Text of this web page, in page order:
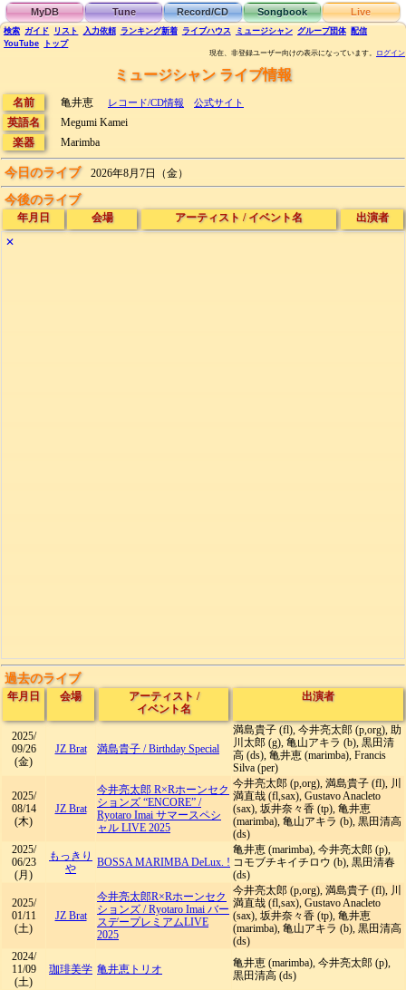
MyDB Tune Record/CD Songbook Live
検索 ガイド リスト 入力依頼 ランキング新着 ライブハウス ミュージシャン グループ団体 配信
YouTube
トップ
現在、非登録ユーザー向けの表示になっています。 ログイン
ミュージシャン ライブ情報
名前 亀井恵 レコード/CD情報 公式サイト
英語名
Megumi Kamei
楽器
Marimba
今日のライブ 2026年8月7日（金）
今後のライブ
年月日 会場 アーティスト / イベント名
出演者
✕
過去のライブ
年月日 会場 アーティスト /
イベント名
出演者
2025/
09/26
(金)
JZ Brat 満島貴子 /Birthday Special
満島貴子 (fl), 今井亮太郎 (p,org), 助
川太郎 (g), 亀山アキラ (b), 黒田清
高 (ds), 亀井恵 (marimba), Francis
Silva (per)
2025/
08/14
(木)
JZ Brat
今井亮太郎 R×Rホーンセク
ションズ “ENCORE” /
Ryotaro Imai サマースペシ
ャル LIVE 2025
今井亮太郎 (p,org), 満島貴子 (fl), 川
満直哉 (fl,sax), Gustavo Anacleto
(sax), 坂井奈々香 (tp), 亀井恵
(marimba), 亀山アキラ (b), 黒田清高
(ds)
2025/
06/23
(月)
もっきり
や
BOSSA MARIMBA DeLux. !
亀井恵 (marimba), 今井亮太郎 (p),
コモブチキイチロウ (b), 黒田清春
(ds)
2025/
01/11
(土)
JZ Brat
今井亮太郎R×Rホーンセク
ションズ /Ryotaro Imai バー
スデープレミアムLIVE
2025
今井亮太郎 (p,org), 満島貴子 (fl), 川
満直哉 (fl,sax), Gustavo Anacleto
(sax), 坂井奈々香 (tp), 亀井恵
(marimba), 亀山アキラ (b), 黒田清高
(ds)
2024/
11/09
(土)
珈琲美学 亀井恵トリオ
亀井恵 (marimba), 今井亮太郎 (p),
黒田清高 (ds)